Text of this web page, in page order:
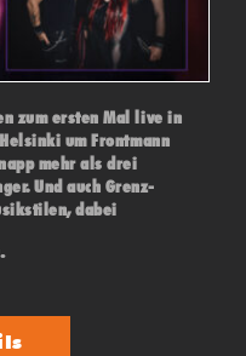
zum ersten Mal live in
um Frontmann
mehr als drei
Und auch Grenz-
dabei
Hörenden“-